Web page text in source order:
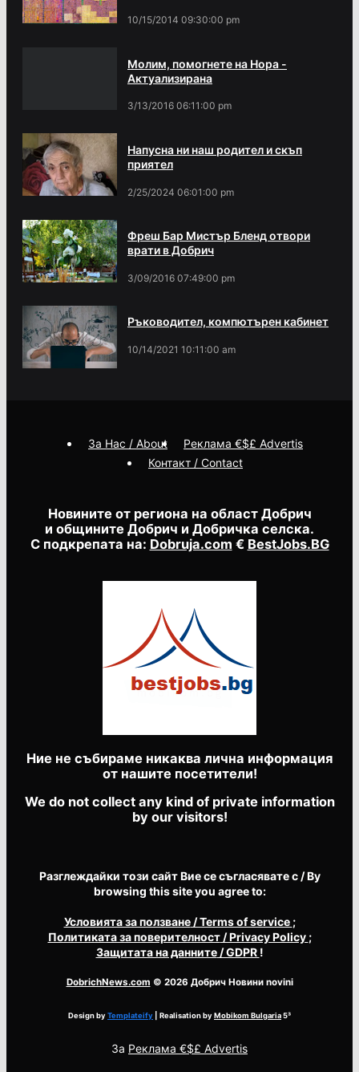
10/15/2014 09:30:00 pm
Молим, помогнете на Нора -
Актуализирана
3/13/2016 06:11:00 pm
Напусна ни наш родител и скъп
приятел
2/25/2024 06:01:00 pm
Фреш Бар Мистър Бленд отвори
врати в Добрич
3/09/2016 07:49:00 pm
Ръководител, компютърен кабинет
10/14/2021 10:11:00 am
Новините от региона на област Добрич
и общините Добрич и Добричка селска.
С подкрепата на: Dobruja.com € BestJobs.BG
Ние не събираме никаква лична информация
от нашите посетители!
We do not collect any kind of private information
by our visitors!
Разглеждайки този сайт Вие се съгласявате с / By
browsing this site you agree to:
Условията за ползване/ Terms of service ;
Политиката за поверителност/ Privacy Policy ;
Защитата на данните/ GDPR !
DobrichNews.com © 2026 Добрич Новини novini
Design byTemplateify | Realisation byMobikom Bulgaria5³
За Реклама €$£ Advertis
За Нас / About
Реклама €$£ Advertis
Контакт / Contact